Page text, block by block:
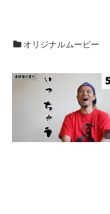
オリジナルムービー